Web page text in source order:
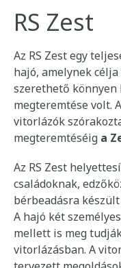
RS Zest
Az RS Zest egy
hajó, amelynek
szerethető
megteremtése volt.
vitorlázók
megteremtéséig a
Az RS Zest
családoknak,
bérbeadásra
A hajó két
mellett is meg
vitorlázásban. A